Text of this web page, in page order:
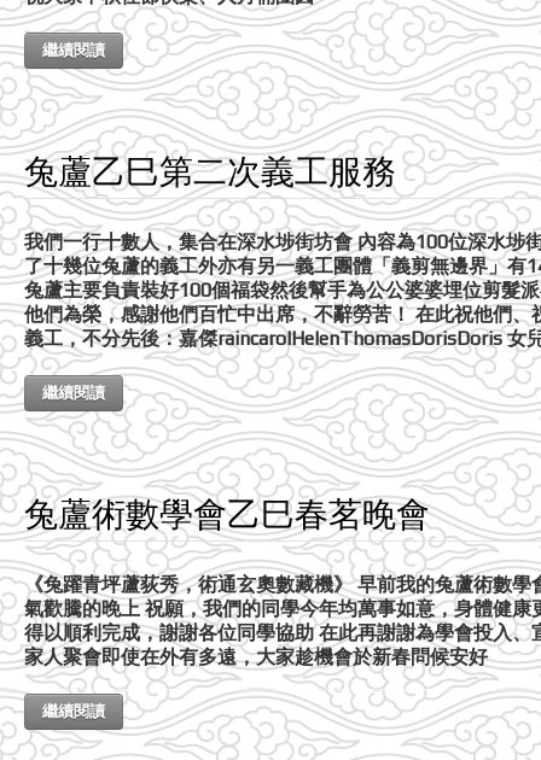
繼續閱讀
兔蘆乙巳第二次義工服務
我們一行十數人，集合在深水埗街坊會 內容為100位深水埗
了十幾位兔蘆的義工外亦有另一義工團體「義剪無邊界」
兔蘆主要負責裝好100個福袋然後幫手為公公婆婆埋位剪髮
他們為榮，感謝他們百忙中出席，不辭勞苦！ 在此祝
義工，不分先後：嘉傑raincarolHelenThomasDorisDoris 女
繼續閱讀
兔蘆術數學會乙巳春茗晚會
《兔躍青坪蘆荻秀，術通玄奧數藏機》 早前我的兔蘆術數
氣歡騰的晚上 祝願，我們的同學今年均萬事如意，身體健
得以順利完成，謝謝各位同學協助 在此再謝謝為學會投入
家人聚會即使在外有多遠，大家趁機會於新春問候安好
繼續閱讀